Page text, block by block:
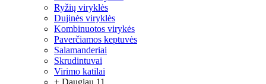
Ryžių viryklės
Dujinės viryklės
Kombinuotos virykės
Paverčiamos keptuvės
Salamanderiai
Skrudintuvai
Virimo katilai
+ Daugiau 11